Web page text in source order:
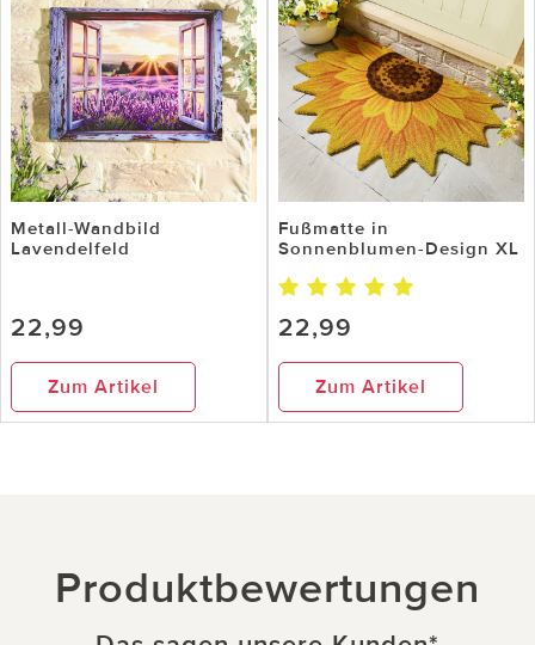
Metall-Wandbild
Lavendelfeld
22,99
Zum Artikel
Fußmatte in
Sonnenblumen-Design XL
22,99
Zum Artikel
Produktbewertungen